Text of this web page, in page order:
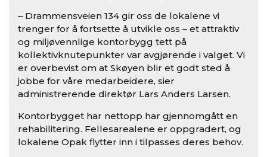
– Drammensveien 134 gir oss de lokalene vi
trenger for å fortsette å utvikle oss – et attraktiv
og miljøvennlige kontorbygg tett på
kollektivknutepunkter var avgjørende i valget. Vi
er overbevist om at Skøyen blir et godt sted å
jobbe for våre medarbeidere, sier
administrerende direktør Lars Anders Larsen.
Kontorbygget har nettopp har gjennomgått en
rehabilitering. Fellesarealene er oppgradert, og
lokalene Opak flytter inn i tilpasses deres behov.